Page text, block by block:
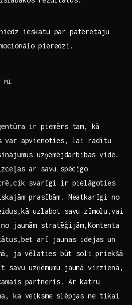
ieskatu par patērētāju
pieredzi.
ir piemērs‍ tam,⁤ kā
var apvienoties, lai ​radītu
uzņēmējdarbības⁤ vidē.
ar savu⁣ spēcīgo
svarīgi ir pielāgoties
prasībām. ​Neatkarīgi no
uzlabot savu zīmolu,vai
jaunām stratēģijām,Kontenta
arī jaunas‍ idejas un
ja ⁢vēlaties⁢ būt soli‌ priekšā
uzņēmumu jaunā virzienā,
partneris. Ar katru
ka veiksme slēpjas ne⁤ tikai